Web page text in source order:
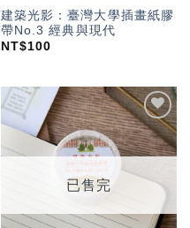
建築光影：臺灣大學插畫紙膠
帶No.3 經典與現代
NT$100
加入
「願
望輕
已售完